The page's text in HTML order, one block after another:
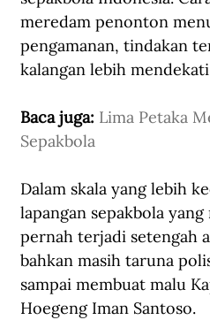
meredam penonton
pengamanan, tindakan
kalangan lebih
Baca juga: Lima Petaka
Sepakbola
Dalam skala yang lebih
lapangan sepakbola
pernah terjadi setengah
bahkan masih taruna
sampai membuat malu
Hoegeng Iman Santoso.